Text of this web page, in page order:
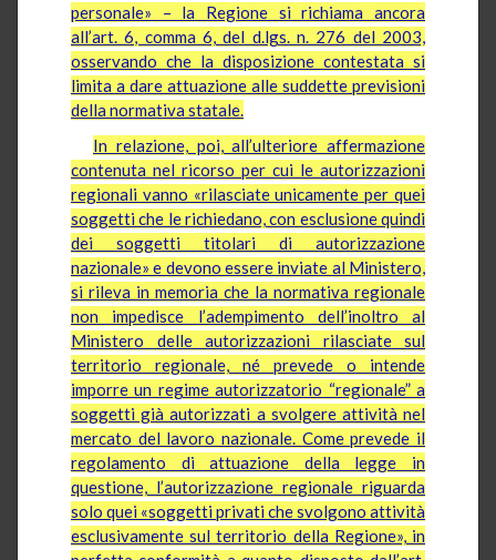
personale» – la Regione si richiama ancora
all’art. 6, comma 6, del d.lgs. n. 276 del 2003,
osservando che la disposizione contestata si
limita a dare attuazione alle suddette previsioni
della normativa statale.
In relazione, poi, all’ulteriore affermazione
contenuta nel ricorso per cui le autorizzazioni
regionali vanno «rilasciate unicamente per quei
soggetti che le richiedano, con esclusione quindi
dei soggetti titolari di autorizzazione
nazionale» e devono essere inviate al Ministero,
si rileva in memoria che la normativa regionale
non impedisce l’adempimento dell’inoltro al
Ministero delle autorizzazioni rilasciate sul
territorio regionale, né prevede o intende
imporre un regime autorizzatorio “regionale” a
soggetti già autorizzati a svolgere attività nel
mercato del lavoro nazionale. Come prevede il
regolamento di attuazione della legge in
questione, l’autorizzazione regionale riguarda
solo quei «soggetti privati che svolgono attività
esclusivamente sul territorio della Regione», in